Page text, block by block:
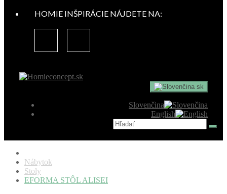
HOMIE INŠPIRÁCIE NÁJDETE NA:
sk
Slovenčina
English
Nábytok
Stoly
EFORMA STÔL ALISEI